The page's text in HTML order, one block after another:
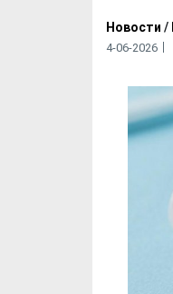
Новости /
4-06-2026